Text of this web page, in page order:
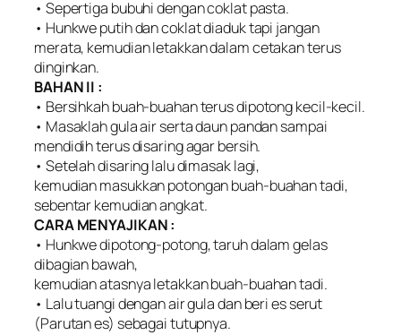
• Sepertiga bubuhi dengan coklat pasta.
• Hunkwe putih dan coklat diaduk tapi jangan
merata, kemudian letakkan dalam cetakan terus
dinginkan.
BAHAN II :
• Bersihkah buah-buahan terus dipotong kecil-kecil.
• Masaklah gula air serta daun pandan sampai
mendidih terus disaring agar bersih.
• Setelah disaring lalu dimasak lagi,
kemudian masukkan potongan buah-buahan tadi,
sebentar kemudian angkat.
CARA MENYAJIKAN :
• Hunkwe dipotong-potong, taruh dalam gelas
dibagian bawah,
kemudian atasnya letakkan buah-buahan tadi.
• Lalu tuangi dengan air gula dan beri es serut
(Parutan es) sebagai tutupnya.